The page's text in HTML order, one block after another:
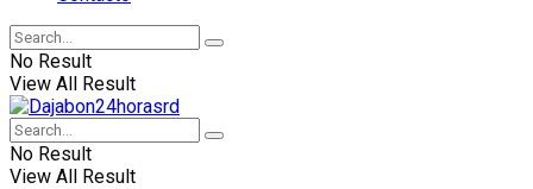
No Result
View All Result
No Result
View All Result